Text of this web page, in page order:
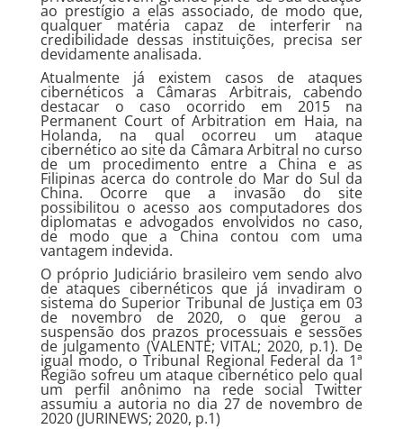
ao prestígio a elas associado, de modo que,
qualquer matéria capaz de interferir na
credibilidade dessas instituições, precisa ser
devidamente analisada.
Atualmente já existem casos de ataques
cibernéticos a Câmaras Arbitrais, cabendo
destacar o caso ocorrido em 2015 na
Permanent Court of Arbitration em Haia, na
Holanda, na qual ocorreu um ataque
cibernético ao site da Câmara Arbitral no curso
de um procedimento entre a China e as
Filipinas acerca do controle do Mar do Sul da
China. Ocorre que a invasão do site
possibilitou o acesso aos computadores dos
diplomatas e advogados envolvidos no caso,
de modo que a China contou com uma
vantagem indevida.
O próprio Judiciário brasileiro vem sendo alvo
de ataques cibernéticos que já invadiram o
sistema do Superior Tribunal de Justiça em 03
de novembro de 2020, o que gerou a
suspensão dos prazos processuais e sessões
de julgamento (VALENTE; VITAL; 2020, p.1). De
igual modo, o Tribunal Regional Federal da 1ª
Região sofreu um ataque cibernético pelo qual
um perfil anônimo na rede social Twitter
assumiu a autoria no dia 27 de novembro de
2020 (JURINEWS; 2020, p.1)